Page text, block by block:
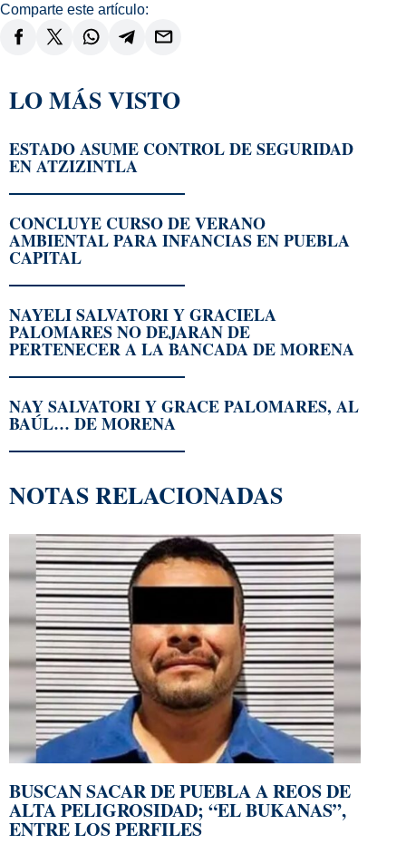
Comparte este artículo:
LO MÁS VISTO
ESTADO ASUME CONTROL DE SEGURIDAD
EN ATZIZINTLA
CONCLUYE CURSO DE VERANO
AMBIENTAL PARA INFANCIAS EN PUEBLA
CAPITAL
NAYELI SALVATORI Y GRACIELA
PALOMARES NO DEJARAN DE
PERTENECER A LA BANCADA DE MORENA
NAY SALVATORI Y GRACE PALOMARES, AL
BAÚL… DE MORENA
NOTAS RELACIONADAS
BUSCAN SACAR DE PUEBLA A REOS DE
ALTA PELIGROSIDAD; “EL BUKANAS”,
ENTRE LOS PERFILES